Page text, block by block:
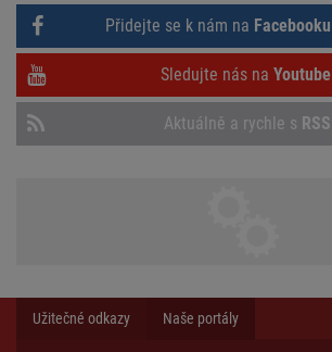
Přidejte se k nám na Facebooku
Sledujte nás na Youtube
Aktuálně a rychle s RSS
Užitečné odkazy Naše portály